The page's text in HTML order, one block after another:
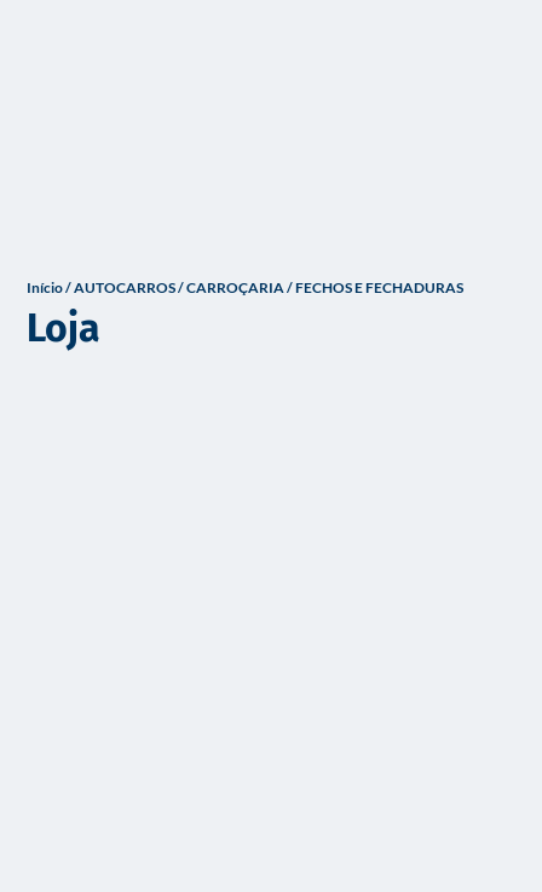
Início/AUTOCARROS/CARROÇARIA/ FECHOS E FECHADURAS
Loja